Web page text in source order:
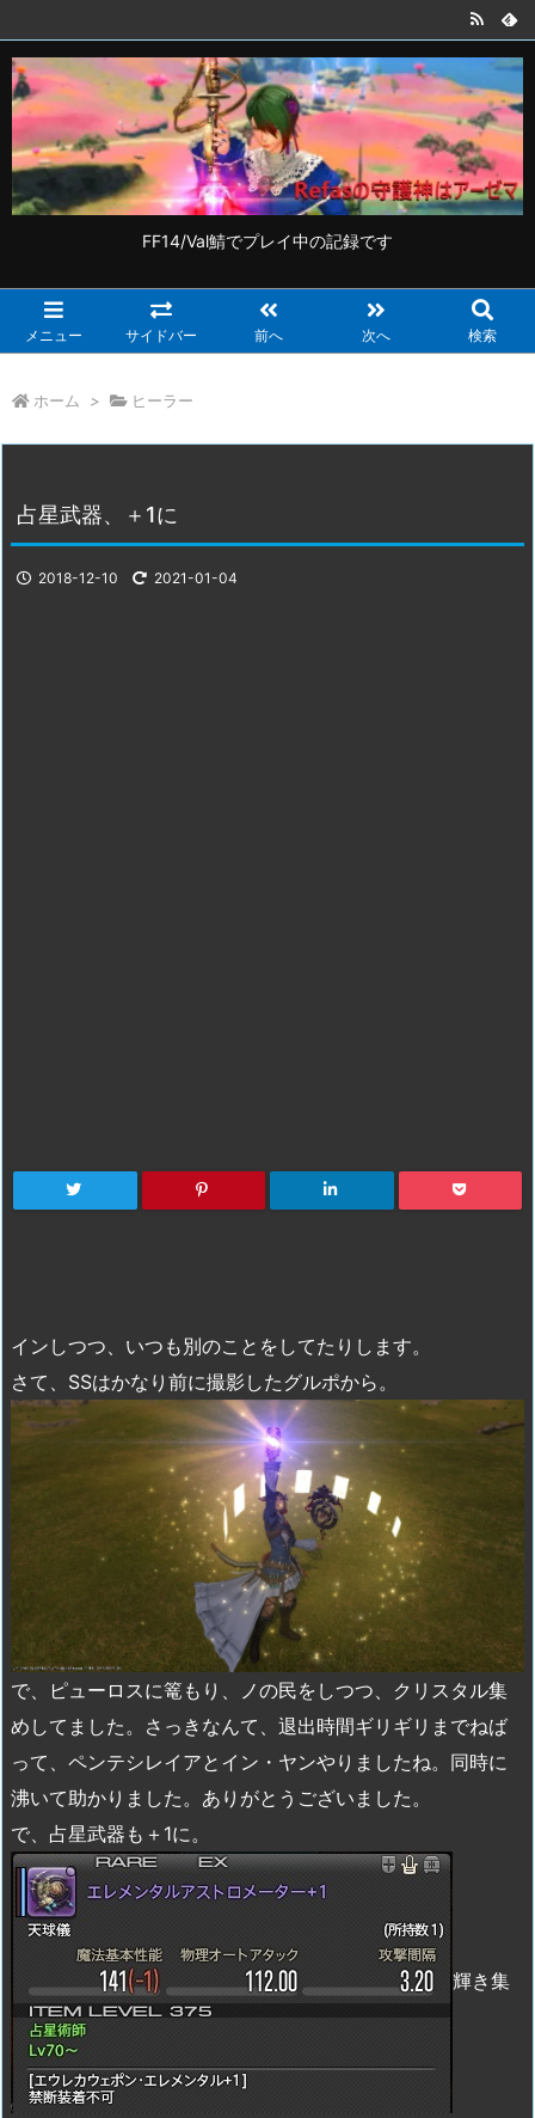
FF14/Val鯖でプレイ中の記録です
メニュー サイドバー 前へ 次へ 検索
ホーム > ヒーラー
占星武器、＋1に
2018-12-10 2021-01-04
インしつつ、いつも別のことをしてたりします。
さて、SSはかなり前に撮影したグルポから。
で、ピューロスに篭もり、ノの民をしつつ、クリスタル集
めしてました。さっきなんて、退出時間ギリギリまでねば
って、ペンテシレイアとイン・ヤンやりましたね。同時に
沸いて助かりました。ありがとうございました。
で、占星武器も＋1に。
輝き集